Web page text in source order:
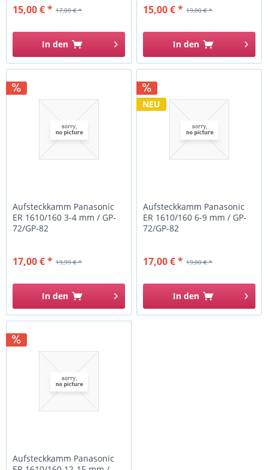
17,00 € *
15,00 € *
In den
19,00 € *
15,00 € *
In den
Aufsteckkamm Panasonic
ER 1610/160 3-4 mm / GP-
72/GP-82
19,99 € *
17,00 € *
In den
NEU
Aufsteckkamm Panasonic
ER 1610/160 6-9 mm / GP-
72/GP-82
19,00 € *
17,00 € *
In den
Aufsteckkamm Panasonic